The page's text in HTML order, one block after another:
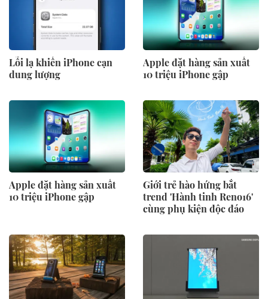
Lỗi lạ khiến iPhone cạn
dung lượng
Apple đặt hàng sản xuất
10 triệu iPhone gập
Apple đặt hàng sản xuất
10 triệu iPhone gập
Giới trẻ hào hứng bắt
trend 'Hành tinh Reno16'
cùng phụ kiện độc đáo